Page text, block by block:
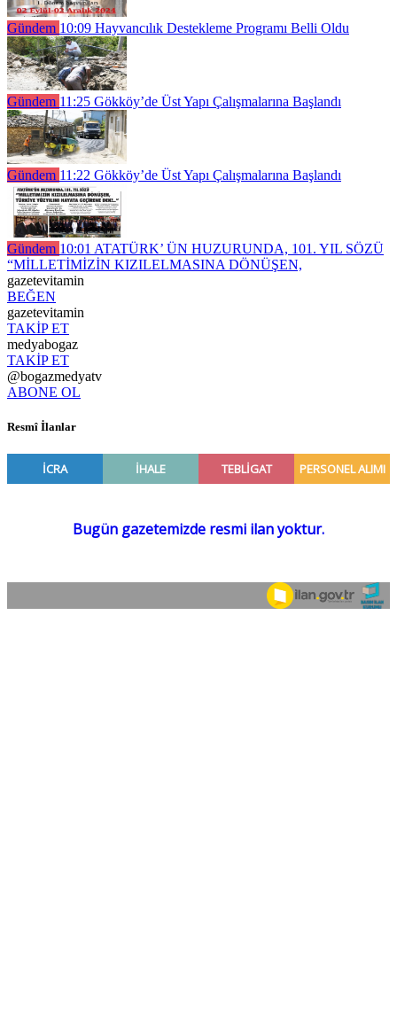
Gündem 10:09 Hayvancılık Destekleme Programı Belli Oldu
Gündem 11:25 Gökköy’de Üst Yapı Çalışmalarına Başlandı
Gündem 11:22 Gökköy’de Üst Yapı Çalışmalarına Başlandı
Gündem 10:01 ATATÜRK’ ÜN HUZURUNDA, 101. YIL SÖZÜ
“MİLLETİMİZİN KIZILELMASINA DÖNÜŞEN,
gazetevitamin
BEĞEN
gazetevitamin
TAKİP ET
medyabogaz
TAKİP ET
@bogazmedyatv
ABONE OL
Resmî İlanlar